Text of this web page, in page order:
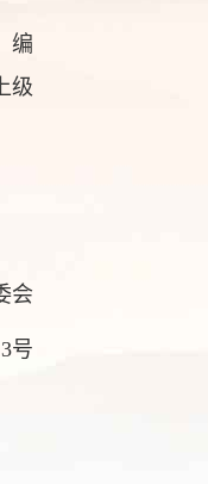
编
级
会
号